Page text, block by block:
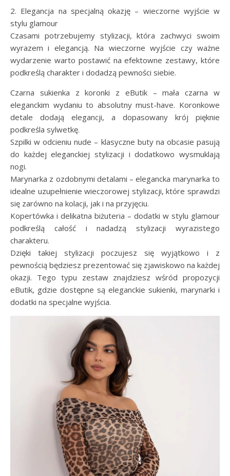
2. Elegancja na specjalną okazję – wieczorne wyjście w
stylu glamour
Czasami potrzebujemy stylizacji, która zachwyci swoim
wyrazem i elegancją. Na wieczorne wyjście czy ważne
wydarzenie warto postawić na efektowne zestawy, które
podkreślą charakter i dodadzą pewności siebie.
Czarna sukienka z koronki z eButik – mała czarna w
eleganckim wydaniu to absolutny must-have. Koronkowe
detale dodają elegancji, a dopasowany krój pięknie
podkreśla sylwetkę.
Szpilki w odcieniu nude – klasyczne buty na obcasie pasują
do każdej eleganckiej stylizacji i dodatkowo wysmuklają
nogi.
Marynarka z ozdobnymi detalami – elegancka marynarka to
idealne uzupełnienie wieczorowej stylizacji, które sprawdzi
się zarówno na kolacji, jak i na przyjęciu.
Kopertówka i delikatna biżuteria – dodatki w stylu glamour
podkreślą całość i nadadzą stylizacji wyrazistego
charakteru.
Dzięki takiej stylizacji poczujesz się wyjątkowo i z
pewnością będziesz prezentować się zjawiskowo na każdej
okazji. Tego typu zestaw znajdziesz wśród propozycji
eButik, gdzie dostępne są eleganckie sukienki, marynarki i
dodatki na specjalne wyjścia.